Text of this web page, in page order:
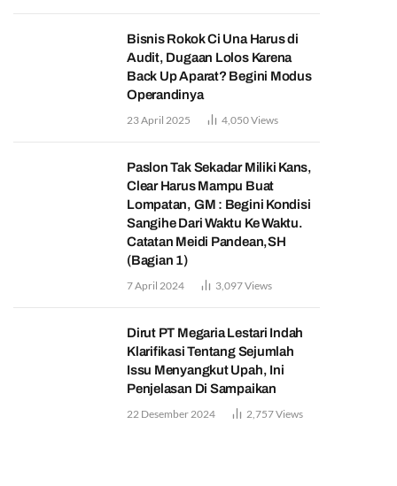
Bisnis Rokok Ci Una Harus di
Audit, Dugaan Lolos Karena
Back Up Aparat? Begini Modus
Operandinya
23 April 2025 4,050Views
Paslon Tak Sekadar Miliki Kans,
Clear Harus Mampu Buat
Lompatan, GM : Begini Kondisi
Sangihe Dari Waktu Ke Waktu.
Catatan Meidi Pandean,SH
(Bagian 1)
7 April 2024 3,097Views
Dirut PT Megaria Lestari Indah
Klarifikasi Tentang Sejumlah
Issu Menyangkut Upah, Ini
Penjelasan Di Sampaikan
22 Desember 2024 2,757Views